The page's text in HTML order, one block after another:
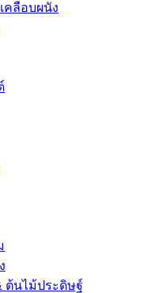
คลือบผนัง
ต้นไม้ประดิษฐ์